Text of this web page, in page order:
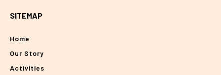
SITEMAP
Home
Our Story
Activities